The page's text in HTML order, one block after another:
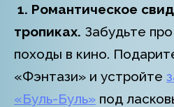
1. Романтическое
тропиках. Забудьте
походы в кино.
«Фэнтази» и устройте
«Буль-Буль» под